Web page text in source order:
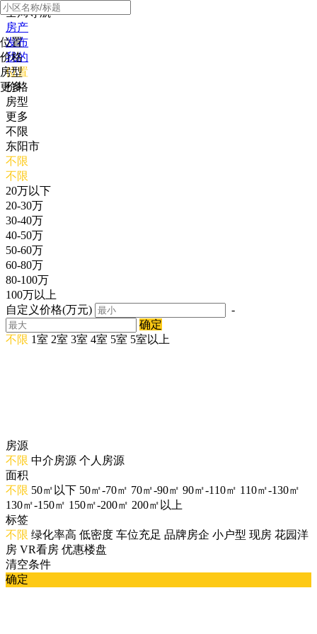
全局导航
房产
发布
我的
位置
价格
房型
更多
位置
价格
房型
更多
不限
东阳市
不限
不限
20万以下
20-30万
30-40万
40-50万
50-60万
60-80万
80-100万
100万以上
自定义价格(万元)
-
确定
不限 1室 2室 3室 4室 5室 5室以上
房源
不限 中介房源 个人房源
面积
不限 50㎡以下 50㎡-70㎡ 70㎡-90㎡ 90㎡-110㎡ 110㎡-130㎡
130㎡-150㎡ 150㎡-200㎡ 200㎡以上
标签
不限 绿化率高 低密度 车位充足 品牌房企 小户型 现房 花园洋
房 VR看房 优惠楼盘
清空条件
确定